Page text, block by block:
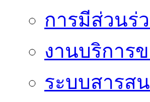
การมีส่วนร่
งานบริการข
ระบบสารส